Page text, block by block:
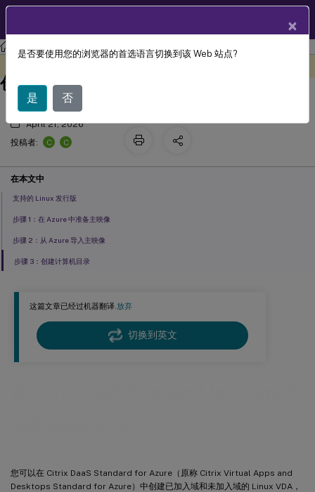
Linux 虚拟投递代理 Linux Virtual Delivery Agent 2411
这篇文章已经过机器翻译.放弃
切换到英文
您可以在 Citrix DaaS Standard for Azure（原称 Citrix Virtual Apps and
Desktops Standard for Azure）中创建已加入域和未加入域的 Linux VDA，
在 Citrix DaaS Standard for Azure 中
创建 Linux VDA
April 21, 2026
投稿者:
C C
在本文中
支持的 Linux 发行版
步骤 1：在 Azure 中准备主映像
步骤 2：从 Azure 导入主映像
步骤 3：创建计算机目录
×
是否要使用您的浏览器的首选语言切换到该 Web 站点?
是 否